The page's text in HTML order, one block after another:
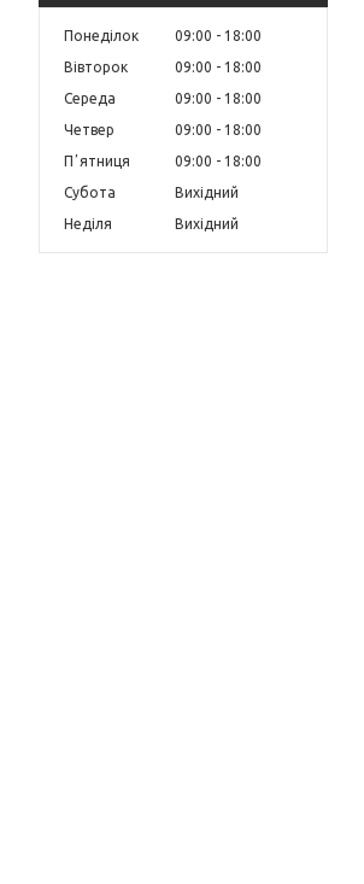
Понеділок 09:00
18:00
Вівторок
09:00
18:00
Середа
09:00
18:00
Четвер
09:00
18:00
Пʼятниця
09:00
18:00
Субота
Вихідний
Неділя
Вихідний